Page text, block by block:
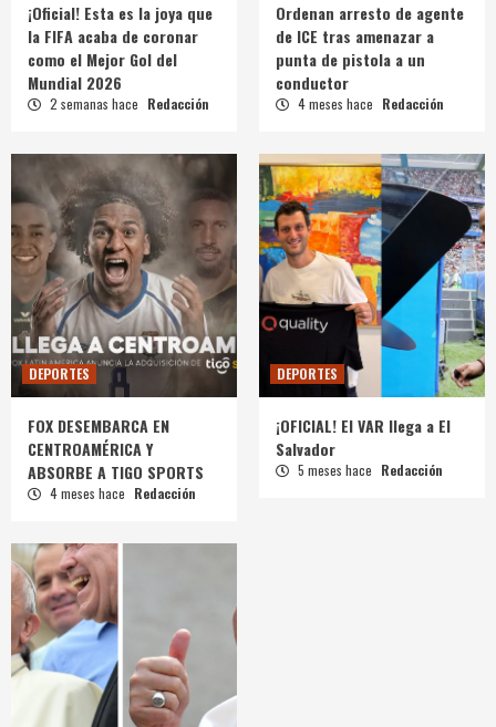
¡Oficial! Esta es la joya que
la FIFA acaba de coronar
como el Mejor Gol del
Mundial 2026
2 semanas hace Redacción
Ordenan arresto de agente
de ICE tras amenazar a
punta de pistola a un
conductor
4 meses hace Redacción
DEPORTES
FOX DESEMBARCA EN
CENTROAMÉRICA Y
ABSORBE A TIGO SPORTS
4 meses hace Redacción
DEPORTES
¡OFICIAL! El VAR llega a El
Salvador
5 meses hace Redacción